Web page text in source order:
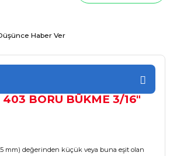
Haber Ver
403 BORU BÜKME 3/16"
mm) değerinden küçük veya buna eşit olan